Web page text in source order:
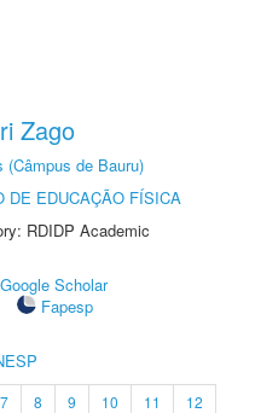
Zago
(Câmpus de Bauru)
DE EDUCAÇÃO FÍSICA
RDIDP Academic
Google Scholar
Fapesp
7 8 9 10 11
12